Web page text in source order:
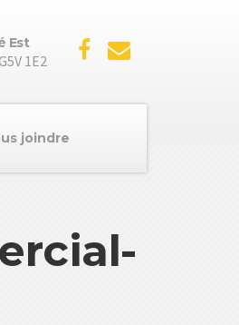
Est
1E2
joindre